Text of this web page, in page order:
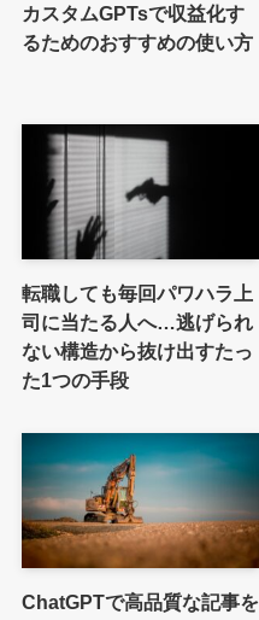
カスタムGPTsで収益化す
るためのおすすめの使い方
転職しても毎回パワハラ上
司に当たる人へ…逃げられ
ない構造から抜け出すたっ
た1つの手段
ChatGPTで高品質な記事を